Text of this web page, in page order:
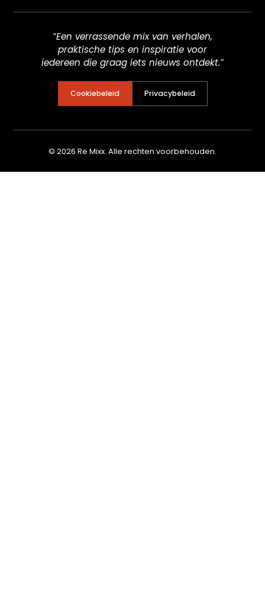
“Een verrassende mix van verhalen,
praktische tips en inspiratie voor
iedereen die graag iets nieuws ontdekt.”
Cookiebeleid Privacybeleid
© 2026 Re Mixx. Alle rechten voorbehouden.